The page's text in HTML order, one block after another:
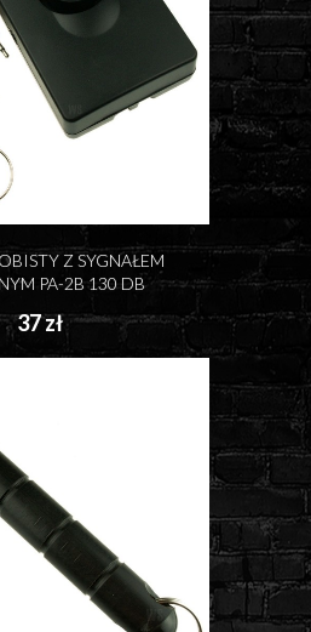
Z SYGNAŁEM
PA-2B 130 DB
37 zł